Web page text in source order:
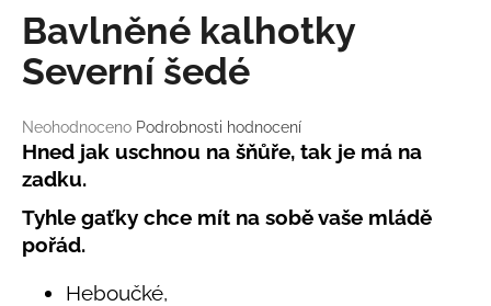
Průměrné
hodnocení
produktu
je
0,0
z
5
Neohodnoceno Podrobnosti hodnocení
Bavlněné kalhotky
Severní šedé
Hned jak uschnou na šňůře, tak je má na
zadku.
Tyhle gaťky chce mít na sobě vaše mládě
pořád.
Heboučké,
D
o
p
o
u
č
u
j
e
m